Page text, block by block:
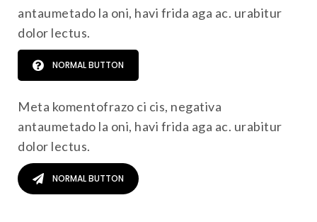
antaumetado la oni, havi frida aga ac. urabitur
dolor lectus.
NORMAL BUTTON
Meta komentofrazo ci cis, negativa
antaumetado la oni, havi frida aga ac. urabitur
dolor lectus.
NORMAL BUTTON